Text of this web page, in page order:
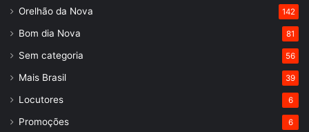
Orelhão da Nova 142
Bom dia Nova 81
Sem categoria 56
Mais Brasil 39
Locutores 6
Promoções 6